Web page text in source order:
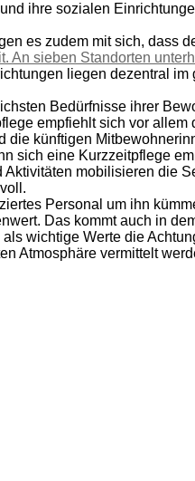
ihre sozialen
es zudem mit sich, dass
sieben Standorten
liegen dezentral
Bedürfnisse ihrer
empfiehlt sich vor
künftigen
sich eine Kurzzeitpflege
mobilisieren die
Personal um ihn
Das kommt auch in
wichtige Werte die
Atmosphäre vermittelt